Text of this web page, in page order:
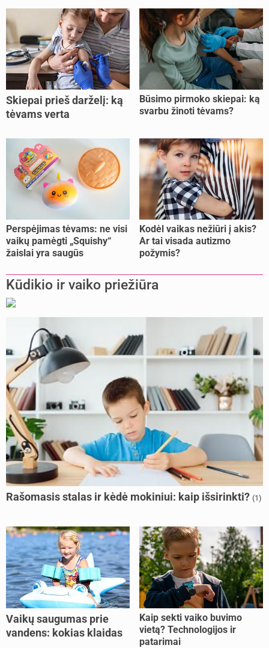
Skiepai prieš darželį: ką
tėvams verta
Būsimo pirmoko skiepai: ką
svarbu žinoti tėvams?
Perspėjimas tėvams: ne visi
vaikų pamėgti „Squishy“
žaislai yra saugūs
Kodėl vaikas nežiūri į akis?
Ar tai visada autizmo
požymis?
Kūdikio ir vaiko priežiūra
Rašomasis stalas ir kėdė mokiniui: kaip išsirinkti? (1)
Vaikų saugumas prie
vandens: kokias klaidas
Kaip sekti vaiko buvimo
vietą? Technologijos ir
patarimai